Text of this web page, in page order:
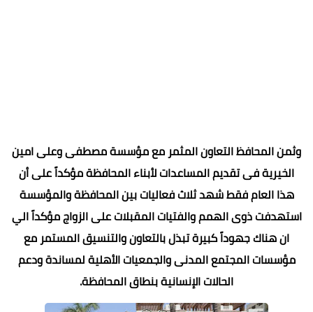
وثمن المحافظ التعاون المثمر مع مؤسسة مصطفى وعلى امين
الخيرية فى تقديم المساعدات لأبناء المحافظة مؤكداً على أن
هذا العام فقط شهد ثلاث فعاليات بين المحافظة والمؤسسة
استهدفت ذوى الهمم والفتيات المقبلات على الزواج مؤكداً الي
ان هناك جهوداً كبيرة تبذل بالتعاون والتنسيق المستمر مع
مؤسسات المجتمع المدنى والجمعيات الأهلية لمساندة ودعم
الحالات الإنسانية بنطاق المحافظة.